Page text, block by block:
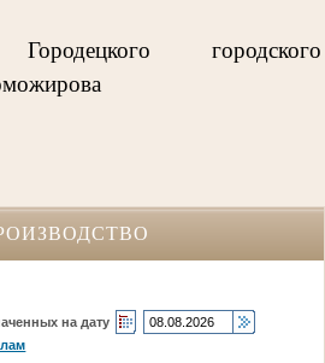
Городецкого городского
на дату